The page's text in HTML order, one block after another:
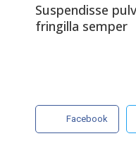
Suspendisse
fringilla semper
Facebook